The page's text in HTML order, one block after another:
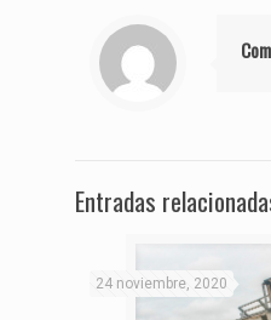
Entradas
24 noviembre, 2020